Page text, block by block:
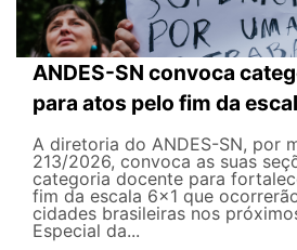
ANDES-SN convoca
para atos pelo fim da
A diretoria do ANDES-SN, por
213/2026, convoca as suas
categoria docente para
fim da escala 6x1 que
cidades brasileiras nos
Especial da...